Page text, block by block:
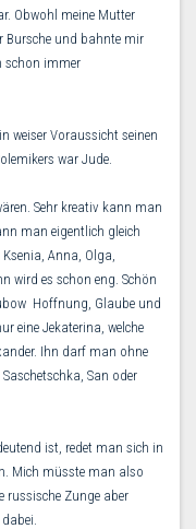
Obwohl meine Mutter
Bursche und bahnte mir
schon immer
weiser Voraussicht seinen
war Jude.
Sehr kreativ kann man
man eigentlich gleich
Anna, Olga,
wird es schon eng. Schön
 Hoffnung, Glaube und
eine Jekaterina, welche
Ihn darf man ohne
San oder
ist, redet man sich in
Mich müsste man also
russische Zunge aber